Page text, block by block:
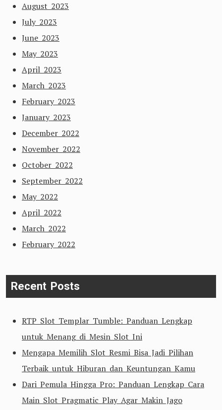
August 2023
July 2023
June 2023
May 2023
April 2023
March 2023
February 2023
January 2023
December 2022
November 2022
October 2022
September 2022
May 2022
April 2022
March 2022
February 2022
Recent Posts
RTP Slot Templar Tumble: Panduan Lengkap
untuk Menang di Mesin Slot Ini
Mengapa Memilih Slot Resmi Bisa Jadi Pilihan
Terbaik untuk Hiburan dan Keuntungan Kamu
Dari Pemula Hingga Pro: Panduan Lengkap Cara
Main Slot Pragmatic Play Agar Makin Jago